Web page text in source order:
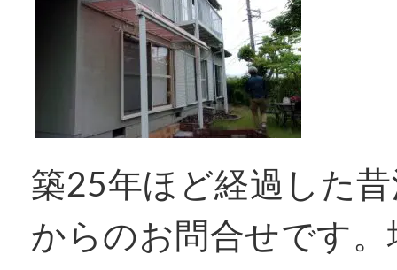
特殊事例
窓リフォコラム
築25年ほど経過した
からのお問合せです